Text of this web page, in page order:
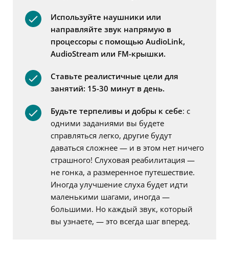
Используйте наушники или
направляйте звук напрямую в
процессоры с помощью AudioLink,
AudioStream или FM-крышки.
Ставьте реалистичные цели для
занятий: 15-30 минут в день.
Будьте терпеливы и добры к себе: с
одними заданиями вы будете
справляться легко, другие будут
даваться сложнее — и в этом нет ничего
страшного! Слуховая реабилитация —
не гонка, а размеренное путешествие.
Иногда улучшение слуха будет идти
маленькими шагами, иногда —
большими. Но каждый звук, который
вы узнаете, — это всегда шаг вперед.